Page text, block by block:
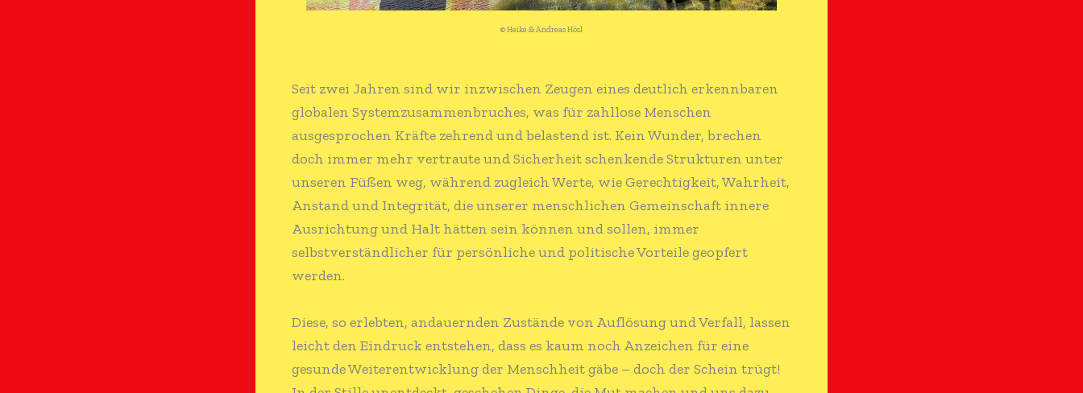
© Heike & Andreas Hösl
Seit zwei Jahren sind wir inzwischen Zeugen eines deutlich erkennbaren
globalen Systemzusammenbruches, was für zahllose Menschen
ausgesprochen Kräfte zehrend und belastend ist. Kein Wunder, brechen
doch immer mehr vertraute und Sicherheit schenkende Strukturen unter
unseren Füßen weg, während zugleich Werte, wie Gerechtigkeit, Wahrheit,
Anstand und Integrität, die unserer menschlichen Gemeinschaft innere
Ausrichtung und Halt hätten sein können und sollen, immer
selbstverständlicher für persönliche und politische Vorteile geopfert
werden.
Diese, so erlebten, andauernden Zustände von Auflösung und Verfall, lassen
leicht den Eindruck entstehen, dass es kaum noch Anzeichen für eine
gesunde Weiterentwicklung der Menschheit gäbe – doch der Schein trügt!